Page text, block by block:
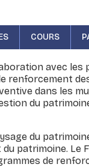
COURS
avec
renforcement
dans les
du
du
patrimoine. Le
de